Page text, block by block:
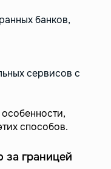
банков,
сервисов с
способов.
за границей